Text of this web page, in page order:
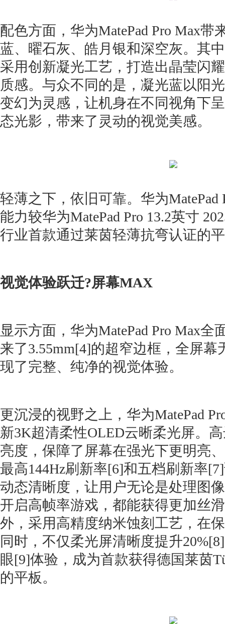
配色方面，华为MatePad Pro Max带
蓝、曜石灰、皓月银和深空灰。其
采用创新凝光工艺，打造出晶莹闪
质感。与众不同的是，凝光蓝以阳
变幻为灵感，让机身在不同视角下
态光影，带来了灵动的视觉美感。
轻薄之下，依旧可靠。华为MatePad
能力较华为MatePad Pro 13.2英寸
行业首款通过莱茵轻薄抗弯认证的
视觉体验跃迁?屏幕MAX
显示方面，华为MatePad Pro Max全
来了3.55mm[4]的超窄边框，全屏幕
现了完整、纯净的视觉体验。
更沉浸的视野之上，华为MatePad
新3K超清柔性OLED云晰柔光屏。
亮度，保障了屏幕在强光下更明亮
最高144Hz刷新率[6]和五档刷新率
动态清晰度，让用户无论是处理图
开启高帧率游戏，都能获得更加丝
外，采用高精度纳米蚀刻工艺，在
同时，不仅柔光屏清晰度提升
眼[9]体验，成为首款获得德国莱茵
的平板。